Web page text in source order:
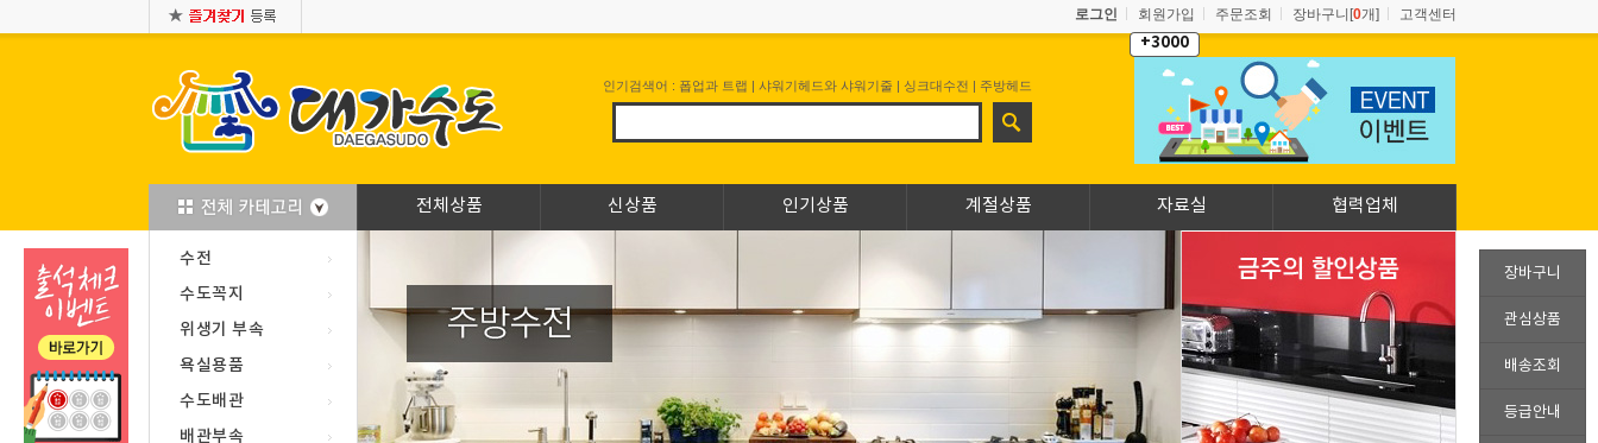
장바구니
관심상품
배송조회
등급안내
+3000
로그인 회원가입 주문조회 장바구니[0개] 고객센터
인기검색어 : 폽업과 트랩 | 샤워기헤드와 샤워기줄 | 싱크대수전 | 주방헤드
전체상품 신상품 인기상품 계절상품 자료실 협력업체
수전
수도꼭지
위생기 부속
욕실용품
수도배관
배관부속